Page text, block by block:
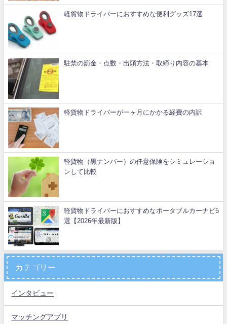
軽貨物ドライバーにおすすめな便利グッズ17選
駐禁の罰金・点数・出頭方法・取締り内容の基本
軽貨物ドライバーが一ヶ月にかかる経費の内訳
軽貨物（黒ナンバー）の任意保険をシミュレーショ
ンして比較
軽貨物ドライバーにおすすめなポータブルカーナビ5
選【2026年最新版】
カテゴリー
インタビュー
マッチングアプリ